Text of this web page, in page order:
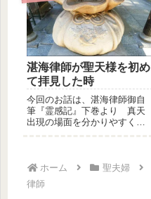
湛海律師が聖天様を初め
て拝見した時
今回のお話は、湛海律師御自
筆『霊感記』下巻より 真天
出現の場面を分かりやすく解
ホーム 聖夫婦
律師